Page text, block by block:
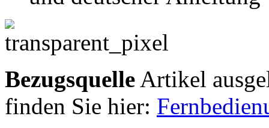
Bezugsquelle Artikel
finden Sie hier: